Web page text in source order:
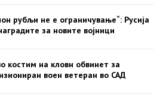
рубљи не е ограничување“: Русија
за новите војници
костим на кловн обвинет за
воен ветеран во САД